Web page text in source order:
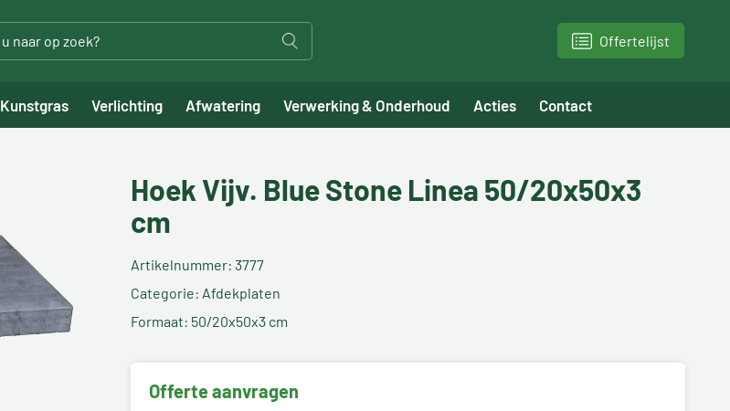
Offertelijst
Kunstgras Verlichting Afwatering Verwerking & Onderhoud Acties Contact
Hoek Vijv. Blue Stone Linea 50/20x50x3
cm
Artikelnummer: 3777
Categorie: Afdekplaten
Formaat: 50/20x50x3 cm
Offerte aanvragen